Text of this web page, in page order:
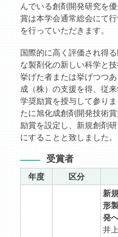
んでいる創剤開発研究を
賞は本学会通常総会にて
を行っていただきます。
国際的に高く評価され得
な製剤化の新しい科学と
挙げた者または挙げつつ
成（株）の支援を得、従
学奨励賞を授与して参り
たに旭化成創剤開発技術
励賞を設定し、新規創剤
にすることと致しました。
受賞者
年度 区分
新
形
発
井